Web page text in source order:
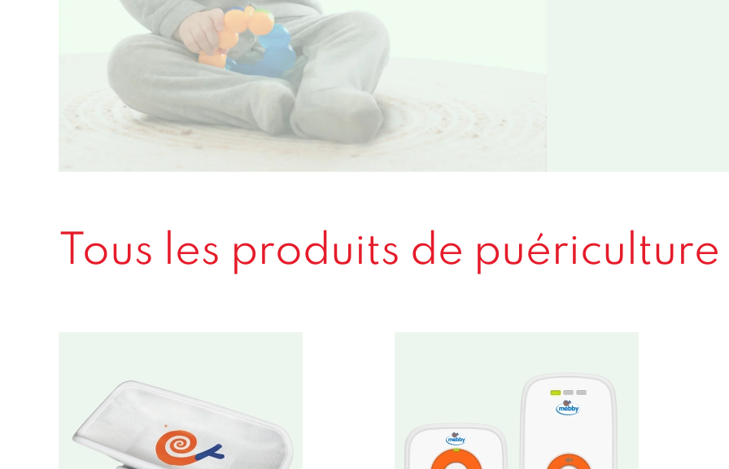
Babycare
Prenez soin
Tous les produits de puériculture